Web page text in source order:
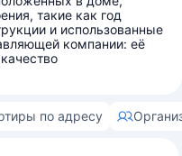
такие как год
и использованные
компании: её
по адресу